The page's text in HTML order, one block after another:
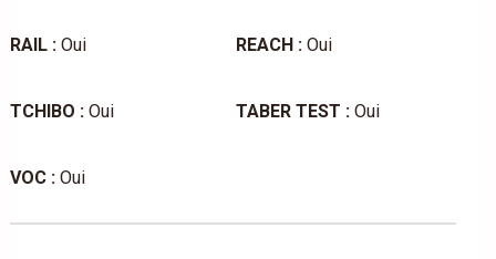
RAIL :Oui REACH : Oui
TCHIBO :Oui TABER TEST : Oui
VOC :Oui